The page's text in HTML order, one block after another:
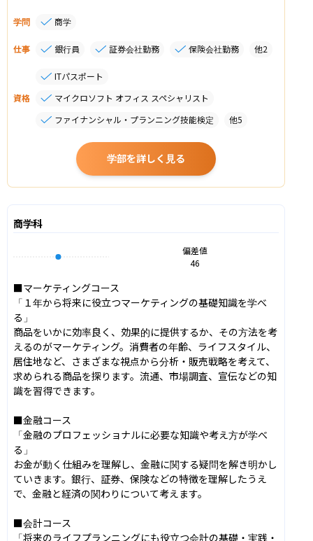
学問 商学
仕事 銀行員 証券会社勤務 保険会社勤務 他2
資格
ITパスポート
マイクロソフト オフィス スペシャリスト
ファイナンシャル・プランニング技能検定
他5
学部を詳しく見る
商学科
偏差値
46
■マーケティングコース
「１年から将来に役立つマーケティングの基礎知識を学べ
る」
商品をいかに効率良く、効果的に提供するか、その方法を考
えるのがマーケティング。消費者の年齢、ライフスタイル、
居住地など、さまざまな視点から分析・販売戦略を考えて、
求められる商品を探ります。流通、市場調査、宣伝などの知
識を習得できます。
■金融コース
「金融のプロフェッショナルに必要な知識や考え方が学べ
る」
お金が動く仕組みを理解し、金融に関する疑問を解き明かし
ていきます。銀行、証券、保険などの特徴を理解したうえ
で、金融と経済の関わりについて考えます。
■会計コース
「将来のライフプランニングにも役立つ会計の基礎・実践・